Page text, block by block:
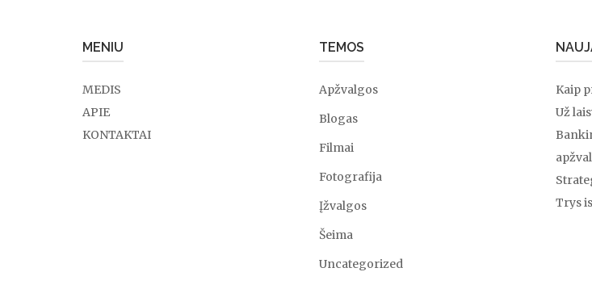
MENIU
MEDIS
APIE
KONTAKTAI
TEMOS
Apžvalgos
Blogas
Filmai
Fotografija
Įžvalgos
Šeima
Uncategorized
Kaip
Už
Trys